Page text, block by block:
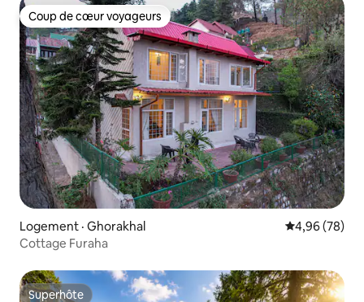
Coup de cœur voyageurs
Coup de cœur voyageurs
Logement · Ghorakhal Note
4,96 (78)
Cottage Furaha
Superhôte